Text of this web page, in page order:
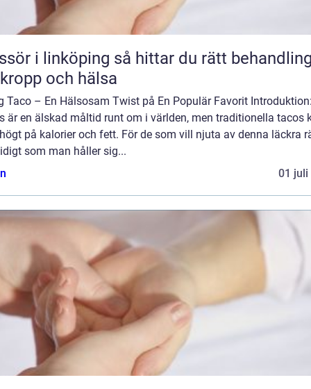
så hittar du rätt behandling
och hälsa
Taco – En Hälsosam Twist på En Populär Favorit
är en älskad måltid runt om i världen, men traditionella tacos
på kalorier och fett. För de som vill njuta av denna läckra
som man håller sig...
01 juli